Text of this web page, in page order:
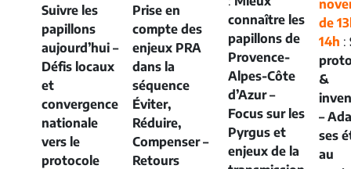
Suivre les
papillons
aujourd’hui –
Défis locaux
et
convergence
nationale
vers le
protocole
Prise en
compte des
enjeux PRA
dans la
séquence
Éviter,
Réduire,
Compenser –
Retours
connaître les
papillons de
Provence-
Alpes-Côte
d’Azur –
Focus sur les
Pyrgus et
enjeux de la
de
14h :
&
–
ses
au